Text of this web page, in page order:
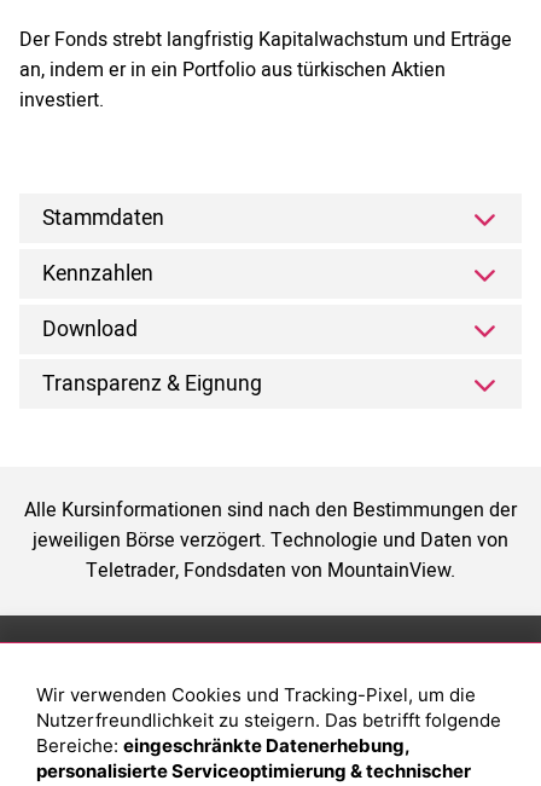
Der Fonds strebt langfristig Kapitalwachstum und Erträge
an, indem er in ein Portfolio aus türkischen Aktien
investiert.
Stammdaten
Kennzahlen
Download
Transparenz & Eignung
Alle Kursinformationen sind nach den Bestimmungen der
jeweiligen Börse verzögert. Technologie und Daten von
Teletrader, Fondsdaten von MountainView.
Depot eröffnen
Depot vergleichen
Was sind sind ETFs?
Sparplan Vorteile
Wir verwenden Cookies und Tracking-Pixel, um die
Nutzerfreundlichkeit zu steigern. Das betrifft folgende
Bereiche: eingeschränkte Datenerhebung,
personalisierte Serviceoptimierung & technischer